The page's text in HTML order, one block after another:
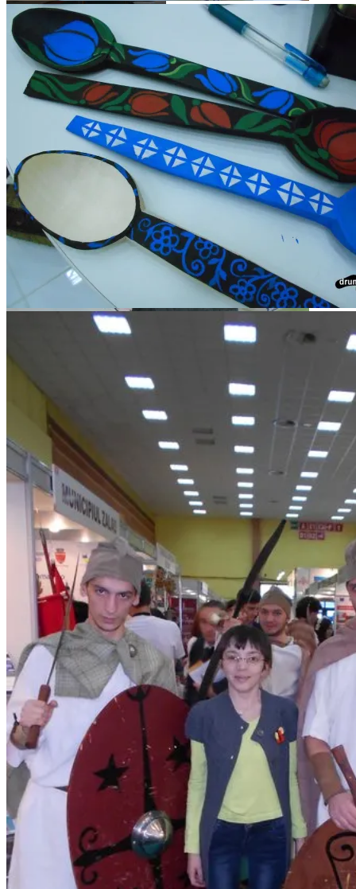
Iași – prezență plăcută la TTR
1, 2013
Artiști la TTR1, primăvara 2013
Artiști la TTR1, primăvara 2013
Artiști la TTR1, primăvara 2013
Artiști la TTR1, primăvara 2013
Am răpit domnițele dace venite de la
Zalău :)